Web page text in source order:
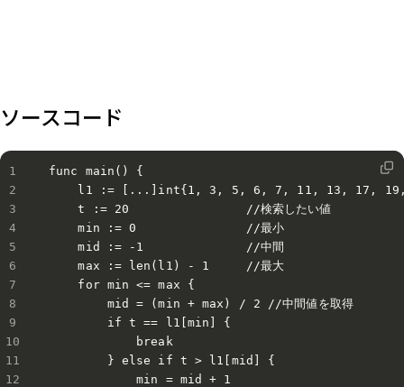
ソースコード
func main() {
l1 := [...]int{1, 3, 5, 6, 7, 11, 13, 17,
    t := 20                //検索したい値
    min := 0               //最小
    mid := -1              //中間
    max := len(l1) - 1     //最大
    for min <= max {
        mid = (min + max) / 2 //中間値を取得
        if t == l1[min] {
            break
        } else if t > l1[mid] {
            min = mid + 1